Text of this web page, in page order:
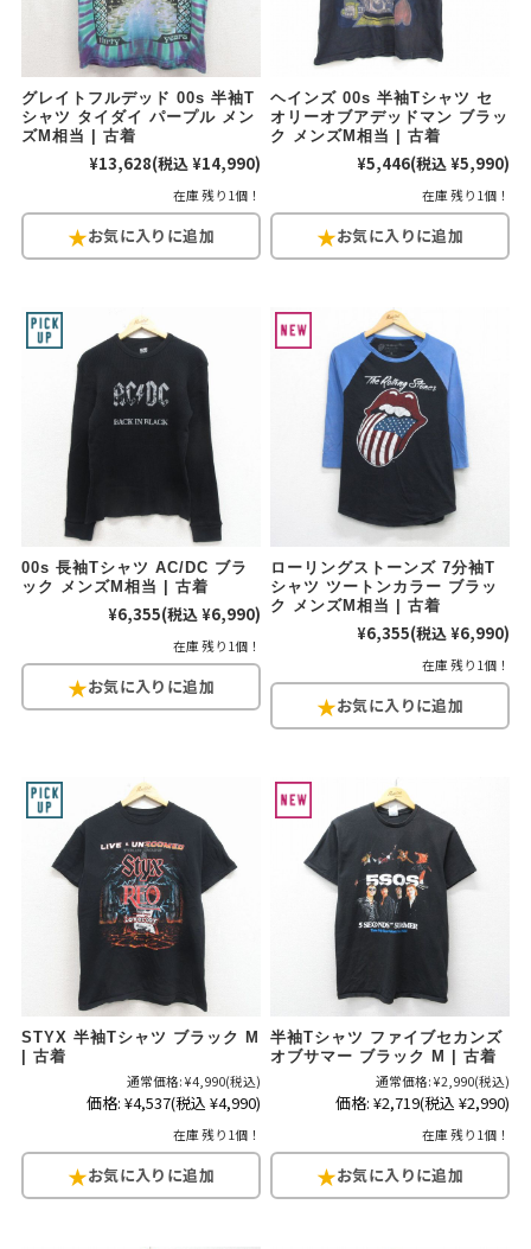
グレイトフルデッド 00s 半袖T
シャツ タイダイ パープル メン
ズM相当 | 古着
¥13,628(税込 ¥14,990)
在庫 残り1個！
ヘインズ 00s 半袖Tシャツ セ
オリーオブアデッドマン ブラッ
ク メンズM相当 | 古着
¥5,446(税込 ¥5,990)
在庫 残り1個！
00s 長袖Tシャツ AC/DC ブラ
ック メンズM相当 | 古着
¥6,355(税込 ¥6,990)
在庫 残り1個！
ローリングストーンズ 7分袖T
シャツ ツートンカラー ブラッ
ク メンズM相当 | 古着
¥6,355(税込 ¥6,990)
在庫 残り1個！
STYX 半袖Tシャツ ブラック M
| 古着
通常価格: ¥4,990(税込)
価格: ¥4,537(税込 ¥4,990)
在庫 残り1個！
半袖Tシャツ ファイブセカンズ
オブサマー ブラック M | 古着
通常価格: ¥2,990(税込)
価格: ¥2,719(税込 ¥2,990)
在庫 残り1個！